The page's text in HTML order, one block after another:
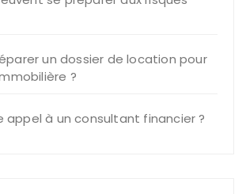
un dossier de location pour
?
appel à un consultant financier ?